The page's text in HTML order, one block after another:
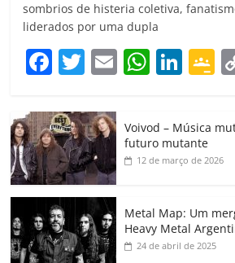
sombrios de histeria coletiva,
liderados por uma dupla
F
c
e
b
o
o
k
T
itt
er
E
ai
W
at
s
A
p
Li
k
e
dI
G
gl
e
a
Voivod – Música
futuro mutante
12 de março de 2026
Metal Map: Um
Heavy Metal
24 de abril de 2025